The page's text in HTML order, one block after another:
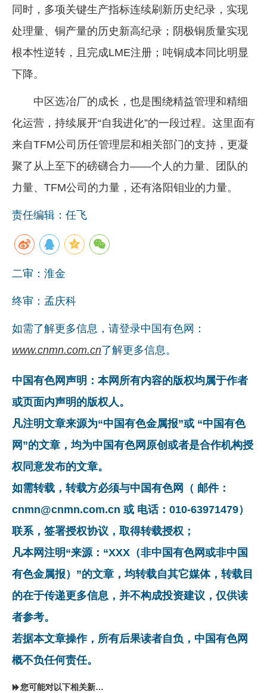
同时，多项关键生产指标连续刷新历史纪录，实现
处理量、铜产量的历史新高纪录；阴极铜质量实现
根本性逆转，且完成LME注册；吨铜成本同比明显
下降。
中区选冶厂的成长，也是围绕精益管理和精细
化运营，持续展开“自我进化”的一段过程。这里面有
来自TFM公司历任管理层和相关部门的支持，更凝
聚了从上至下的磅礴合力——个人的力量、团队的
力量、TFM公司的力量，还有洛阳钼业的力量。
责任编辑：任飞
二审：淮金
终审：孟庆科
如需了解更多信息，请登录中国有色网：
www.cnmn.com.cn了解更多信息。
中国有色网声明：本网所有内容的版权均属于作者
或页面内声明的版权人。
凡注明文章来源为“中国有色金属报”或 “中国有色
网”的文章，均为中国有色网原创或者是合作机构授
权同意发布的文章。
如需转载，转载方必须与中国有色网（ 邮件：
cnmn@cnmn.com.cn 或 电话：010-63971479）
联系，签署授权协议，取得转载授权；
凡本网注明“来源：“XXX（非中国有色网或非中国
有色金属报）”的文章，均转载自其它媒体，转载目
的在于传递更多信息，并不构成投资建议，仅供读
者参考。
若据本文章操作，所有后果读者自负，中国有色网
概不负任何责任。
您可能对以下相关新闻同样感兴趣